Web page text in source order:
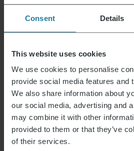
Consent Details
This website uses cookies
We use cookies to personalise
provide social media features and
We also share information about
our social media, advertising and
may combine it with other
provided to them or that they’ve
of their services.
Wir beantworten
Presseanfragen
Julian Jannsen
+49 175 4500 554
severin@achtung.de
Fragen zum Unternehmen
Lara Wälter
+49 151 422 000 64